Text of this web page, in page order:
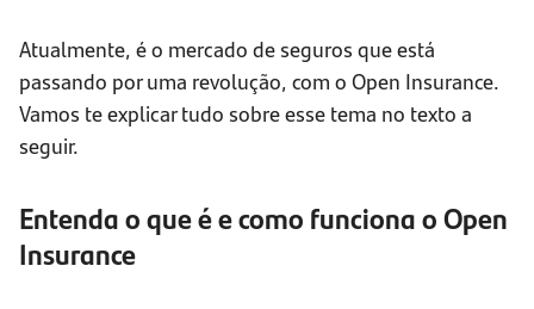
Atualmente, é o mercado de seguros que está
passando por uma revolução, com o Open Insurance.
Vamos te explicar tudo sobre esse tema no texto a
seguir.
Entenda o que é e como funciona o Open
Insurance